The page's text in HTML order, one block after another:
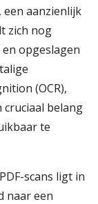
een aanzienlijk
zich nog
opgeslagen
(OCR),
belang
te
scans ligt in
naar een